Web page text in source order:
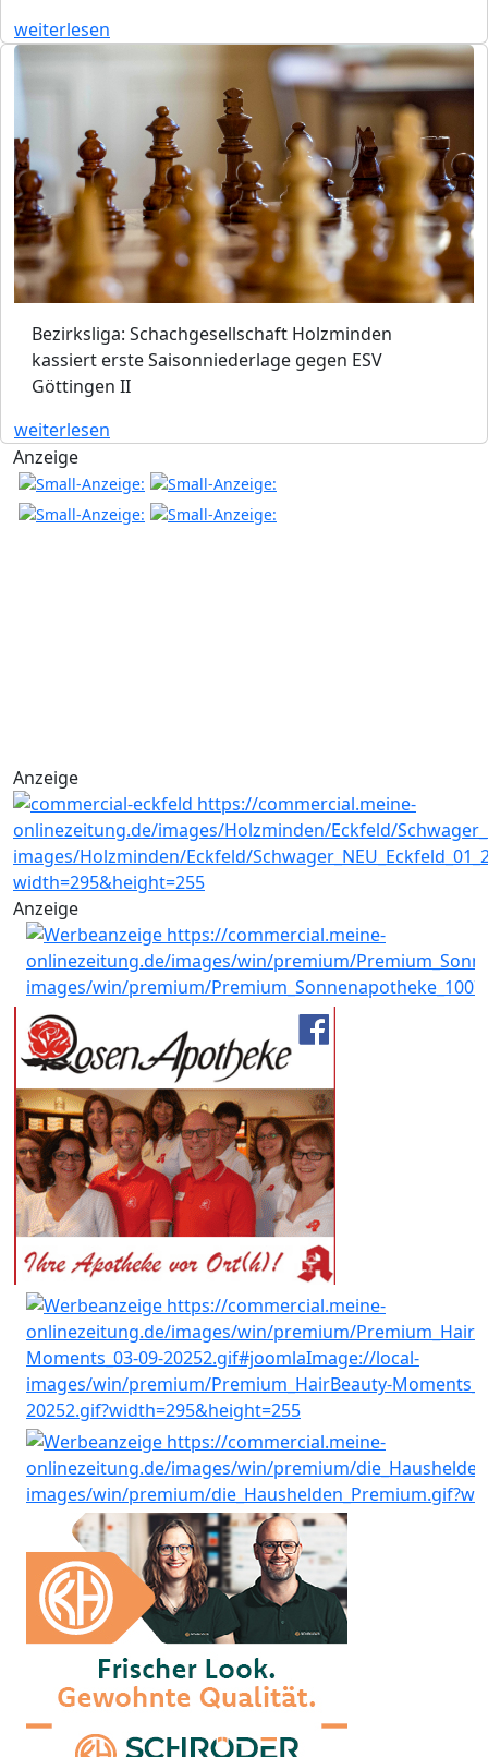
weiterlesen
Bezirksliga: Schachgesellschaft Holzminden
kassiert erste Saisonniederlage gegen ESV
Göttingen II
weiterlesen
Anzeige
Anzeige
Anzeige